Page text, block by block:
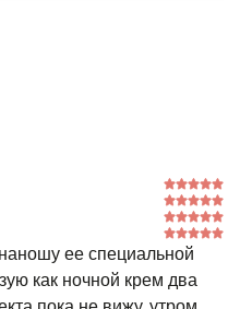
ее специальной
как ночной крем два